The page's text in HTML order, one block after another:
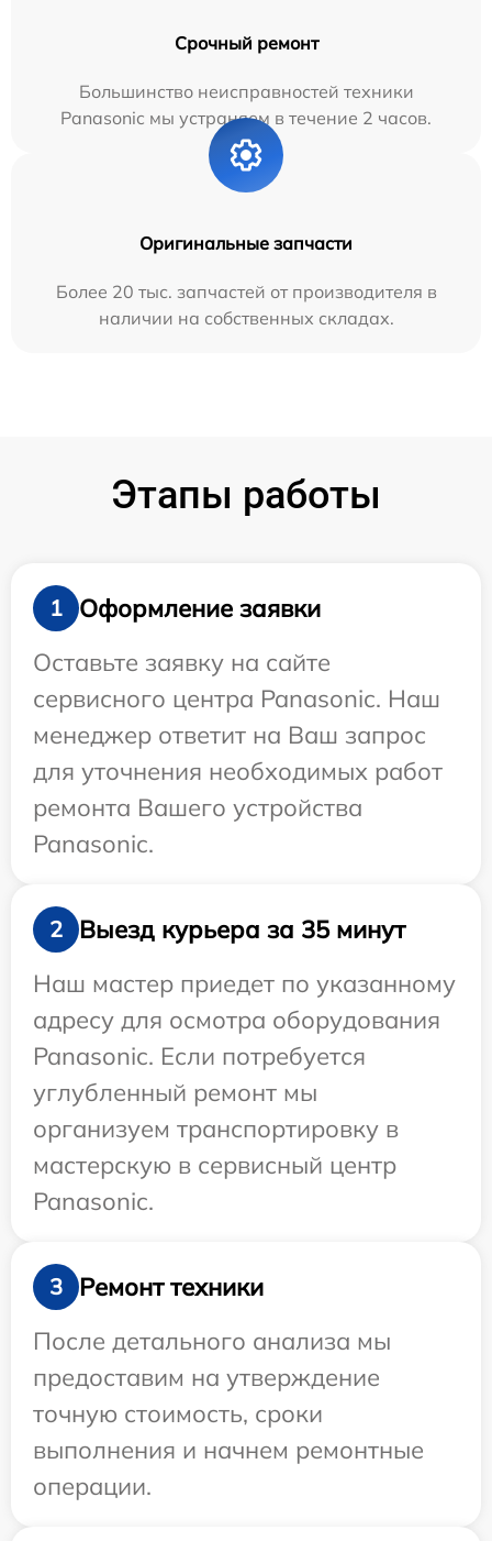
Срочный ремонт
Большинство неисправностей техники
Panasonic мы устраняем в течение 2 часов.
Оригинальные запчасти
Более 20 тыс. запчастей от производителя в
наличии на собственных складах.
Этапы работы
1
Оформление заявки
Оставьте заявку на сайте
сервисного центра Panasonic. Наш
менеджер ответит на Ваш запрос
для уточнения необходимых работ
ремонта Вашего устройства
Panasonic.
2
Выезд курьера за 35 минут
Наш мастер приедет по указанному
адресу для осмотра оборудования
Panasonic. Если потребуется
углубленный ремонт мы
организуем транспортировку в
мастерскую в сервисный центр
Panasonic.
3
Ремонт техники
После детального анализа мы
предоставим на утверждение
точную стоимость, сроки
выполнения и начнем ремонтные
операции.